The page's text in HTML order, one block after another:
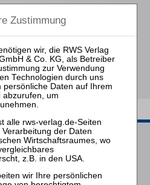
/ Fischer (Hrsg.)
zur Zulassung – Das neue